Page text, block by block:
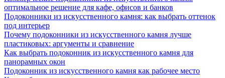
оптимальное решение для кафе, офисов и банков
Подоконники из искусственного камня: как выбрать оттенок
под интерьер
Почему подоконники из искусственного камня лучше
пластиковых: аргументы и сравнение
Как выбрать подоконник из искусственного камня для
панорамных окон
Подоконник из искусственного камня как рабочее место